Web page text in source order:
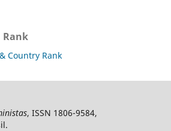
Rank
, ISSN 1806-9584,